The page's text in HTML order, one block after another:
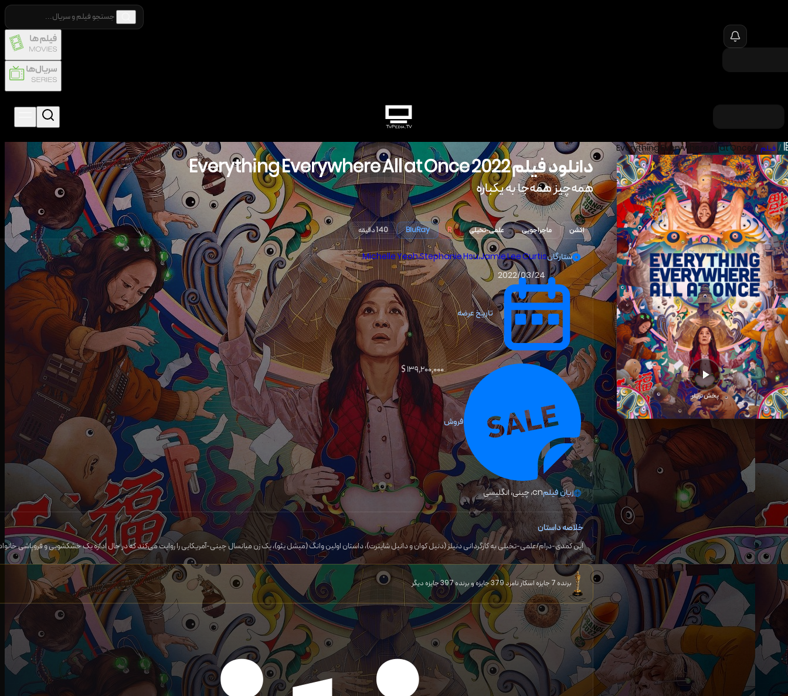
/ فیلم /
Everything Everywhere All at Once
دانلود فیلم2022
Everything Everywhere All at Once
همه‌چیز همه‌جا به یکباره
پخش تریلر
اکشن ماجراجویی علمی-تخیلی R
BluRay 140 دقیقه
ستارگان Michelle Yeoh،Stephanie Hsu،Jamie Lee Curtis
تاریخ عرضه
2022/03/24
فروش
۱۳۹٬۲۰۰٬۰۰۰ $
زبان فیلمcn، چینی، انگلیسی
خلاصه داستان
این کمدی-درام/علمی-تخیلی به کارگردانی دنیلز (دنیل کوان و دانیل شاینرت)، داستان اولین وانگ (میشل یئو)، یک زن میانسال چینی-آمریکایی را روایت می‌کند که در حال اداره یک خشکشویی و فروپاشی
برنده 7 جایزه اسکار نامزد 379 جایزه و برنده 397 جایزه دیگر